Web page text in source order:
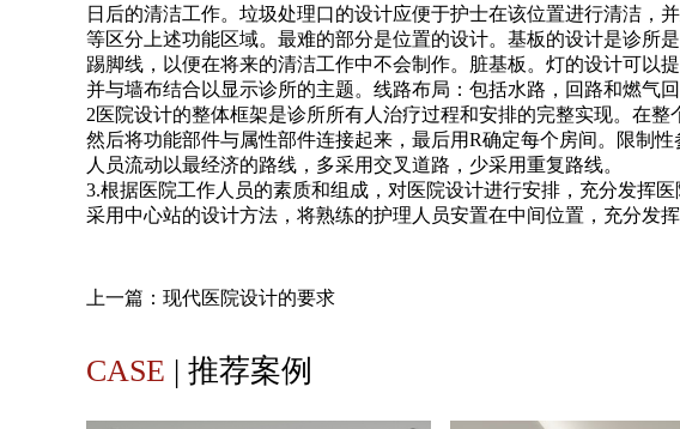
日后的清洁工作。垃圾处理口的设计应便于护士在该位置进行清洁，
等区分上述功能区域。最难的部分是位置的设计。基板的设计是诊所
踢脚线，以便在将来的清洁工作中不会制作。脏基板。灯的设计可以
并与墙布结合以显示诊所的主题。线路布局：包括水路，回路和燃气
2医院设计的整体框架是诊所所有人治疗过程和安排的完整实现。在
然后将功能部件与属性部件连接起来，最后用R确定每个房间。限制
人员流动以最经济的路线，多采用交叉道路，少采用重复路线。
3.根据医院工作人员的素质和组成，对医院设计进行安排，充分发挥
采用中心站的设计方法，将熟练的护理人员安置在中间位置，充分发
上一篇： 现代医院设计的要求
CASE | 推荐案例